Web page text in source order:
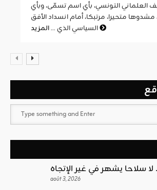
العلماني التونسي، بأي اسم تسمّى، وبأي
متحيرا، مرتبكا، أمام انسداد الأفق
السياسي الذي ...
سلاحا يشهر في غير الإتجاه
août 3, 2026